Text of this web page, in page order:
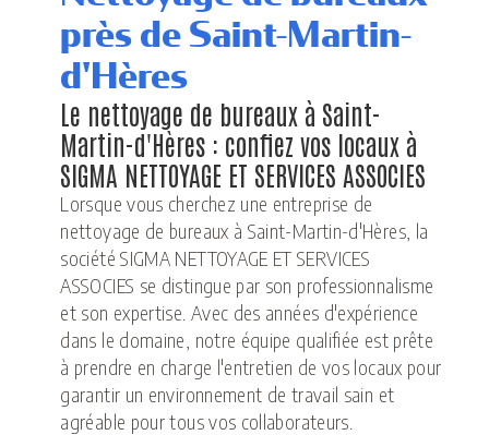
près de Saint-Martin-
d'Hères
Le nettoyage de bureaux à Saint-
Martin-d'Hères : confiez vos locaux à
SIGMA NETTOYAGE ET SERVICES ASSOCIES
Lorsque vous cherchez une entreprise de
nettoyage de bureaux à Saint-Martin-d'Hères, la
société SIGMA NETTOYAGE ET SERVICES
ASSOCIES se distingue par son professionnalisme
et son expertise. Avec des années d'expérience
dans le domaine, notre équipe qualifiée est prête
à prendre en charge l'entretien de vos locaux pour
garantir un environnement de travail sain et
agréable pour tous vos collaborateurs.